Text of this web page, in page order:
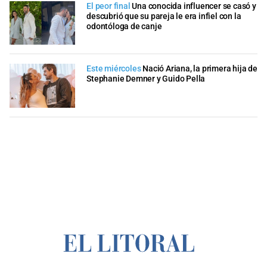
El peor final Una conocida influencer se casó y
descubrió que su pareja le era infiel con la
odontóloga de canje
Este miércoles Nació Ariana, la primera hija de
Stephanie Demner y Guido Pella